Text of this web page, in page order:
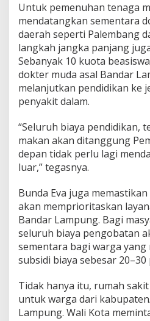
Untuk pemenuhan tenaga
mendatangkan sementara
daerah seperti Palembang
langkah jangka panjang
Sebanyak 10 kuota
dokter muda asal Bandar
melanjutkan pendidikan ke
penyakit dalam.
“Seluruh biaya pendidikan,
makan akan ditanggung
depan tidak perlu lagi
luar,” tegasnya.
Bunda Eva juga
akan memprioritaskan
Bandar Lampung. Bagi
seluruh biaya pengobatan
sementara bagi warga
subsidi biaya sebesar 20–30
Tidak hanya itu, rumah
untuk warga dari
Lampung. Wali Kota